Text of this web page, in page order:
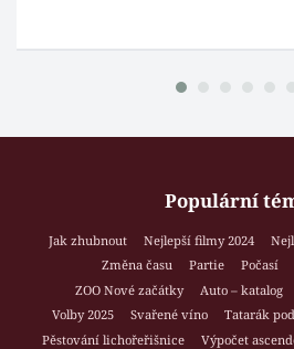
Populární
Jak zhubnout Nejlepší filmy 2024
Změna času
Partie Počasí
ZOO Nové začátky
Auto – katalog
Volby 2025
Svařené víno Tatarák
Pěstování lichořeřišnice
Výpočet